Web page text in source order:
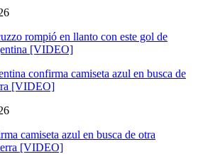
confirma camiseta azul en busca de
[VIDEO]